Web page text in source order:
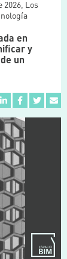
2026 Los
en
y
un